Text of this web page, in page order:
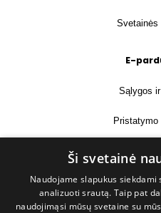
Svetainės
E-
Sąlygos
Prekių
Ši svetainė
Naudojame slapukus
analizuoti srautą. Taip pat
naudojimąsi mūsų svetaine su